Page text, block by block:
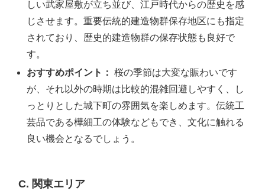
しい武家屋敷が立ち並び、江戸時代からの歴史を感
じさせます。重要伝統的建造物群保存地区にも指定
されており、歴史的建造物群の保存状態も良好で
す。
おすすめポイント： 桜の季節は大変な賑わいです
が、それ以外の時期は比較的混雑回避しやすく、し
っとりとした城下町の雰囲気を楽しめます。伝統工
芸品である樺細工の体験などもでき、文化に触れる
良い機会となるでしょう。
C. 関東エリア